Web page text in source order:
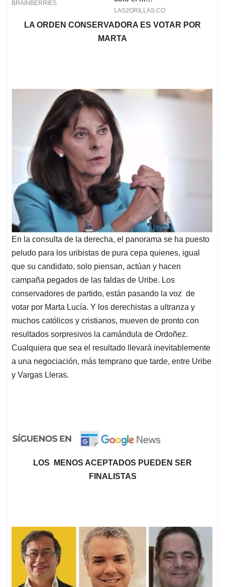
LA ORDEN CONSERVADORA ES VOTAR POR
MARTA
En la consulta de la derecha, el panorama se ha puesto
peludo para los uribistas de pura cepa quienes, igual
que su candidato, solo piensan, actúan y hacen
campaña pegados de las faldas de Uribe. Los
conservadores de partido, están pasando la voz de
votar por Marta Lucía. Y los derechistas a ultranza y
muchos católicos y cristianos, mueven de pronto con
resultados sorpresivos la camándula de Ordoñez.
Cualquiera que sea el resultado llevará inevitablemente
a una negociación, más temprano que tarde, entre Uribe
y Vargas Lleras.
LOS MENOS ACEPTADOS PUEDEN SER
FINALISTAS